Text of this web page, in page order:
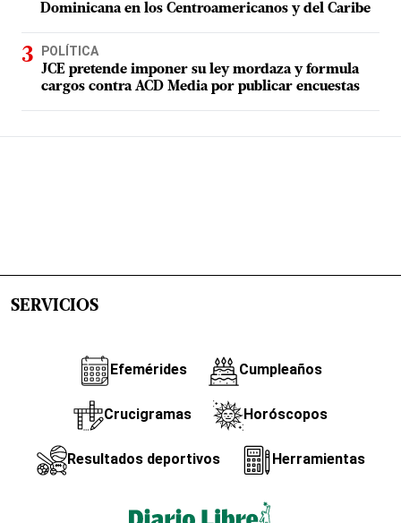
Dominicana en los Centroamericanos y del Caribe
POLÍTICA
JCE pretende imponer su ley mordaza y formula
cargos contra ACD Media por publicar encuestas
SERVICIOS
Efemérides Cumpleaños
Crucigramas Horóscopos
Resultados deportivos Herramientas